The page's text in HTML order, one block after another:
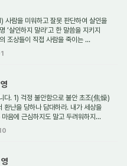
사람을 미워하고 잘못 판단하여 살인을
‘살인하지 말라’고 한 말씀을 지키지
조상들이 직접 사람을 죽이는 ...
다. 1) 걱정 불안함으로 불안 초조(焦燥)
환난을 당하나 담대하라. 내가 세상을
음에 근심하지도 말고 두려워하지...